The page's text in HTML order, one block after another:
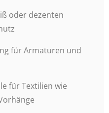
oder dezenten
für Armaturen und
für Textilien wie